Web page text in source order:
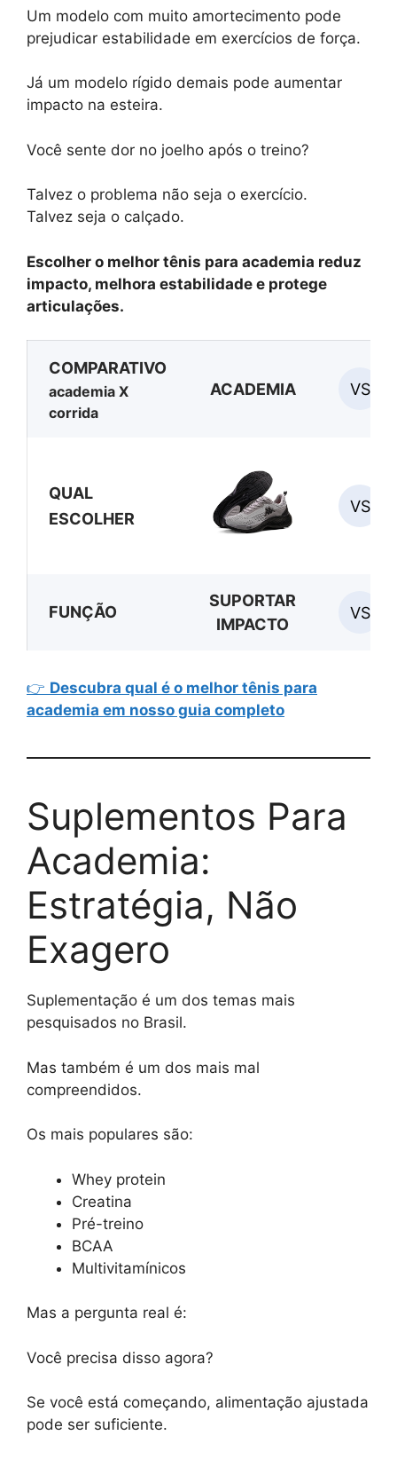
Um modelo com muito amortecimento pode
prejudicar estabilidade em exercícios de força.
Já um modelo rígido demais pode aumentar
impacto na esteira.
Você sente dor no joelho após o treino?
Talvez o problema não seja o exercício.
Talvez seja o calçado.
Escolher o melhor tênis para academia reduz
impacto, melhora estabilidade e protege
articulações.
COMPARATIVO
academia X
corrida
ACADEMIA VS
QUAL
ESCOLHER
VS
FUNÇÃO
SUPORTAR
IMPACTO
VS
👉 Descubra qual é o melhor tênis para
academia em nosso guia completo
Suplementos Para
Academia:
Estratégia, Não
Exagero
Suplementação é um dos temas mais
pesquisados no Brasil.
Mas também é um dos mais mal
compreendidos.
Os mais populares são:
Whey protein
Creatina
Pré-treino
BCAA
Multivitamínicos
Mas a pergunta real é:
Você precisa disso agora?
Se você está começando, alimentação ajustada
pode ser suficiente.